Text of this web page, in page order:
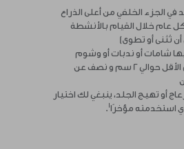
الخلفي من أعلى الذراع
عام خلال القيام بالأنشطة
تُثنى أو تطوى)
شامات أو ندبات أو وشوم
اختر موقعًا يبعد على الأقل حوالي 2 سم و نصف عن
تهيج الجلد، ينبغي لك اختيار
مؤخرًا ١.